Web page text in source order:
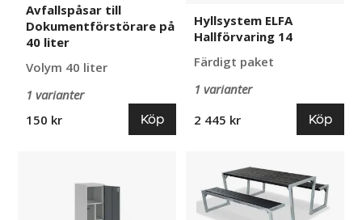
Avfallspåsar till
Dokumentförstörare på
40 liter
Volym 40 liter
1 varianter
150 kr
Köp
Hyllsystem ELFA
Hallförvaring 14
Färdigt paket
1 varianter
2 445 kr
Köp